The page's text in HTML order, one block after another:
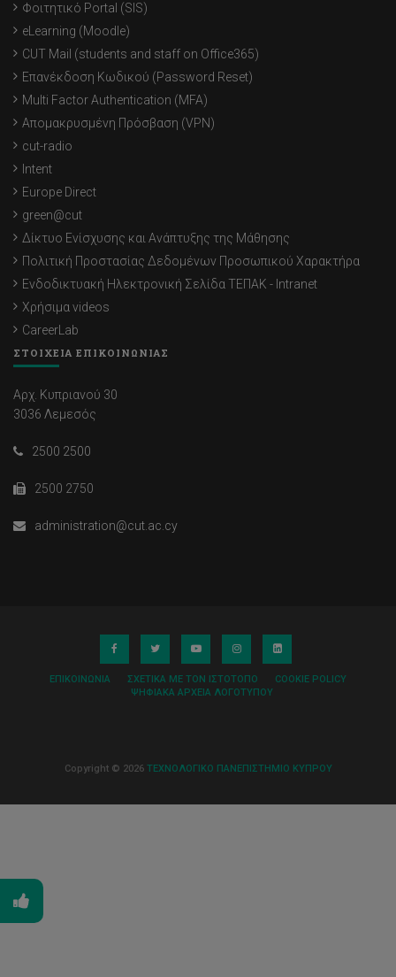
Φοιτητικό Portal (SIS)
eLearning (Moodle)
CUT Mail (students and staff on Office365)
Επανέκδοση Κωδικού (Password Reset)
Multi Factor Authentication (MFA)
Απομακρυσμένη Πρόσβαση (VPN)
cut-radio
Intent
Europe Direct
green@cut
Δίκτυο Ενίσχυσης και Ανάπτυξης της Μάθησης
Πολιτική Προστασίας Δεδομένων Προσωπικού Χαρακτήρα
Ενδοδικτυακή Ηλεκτρονική Σελίδα ΤΕΠΑΚ - Intranet
Χρήσιμα videos
CareerLab
ΣΤΟΙΧΕΙΑ ΕΠΙΚΟΙΝΩΝΙΑΣ
Αρχ. Κυπριανού 30
3036 Λεμεσός
2500 2500
2500 2750
administration@cut.ac.cy
ΕΠΙΚΟΙΝΩΝΊΑ ΣΧΕΤΙΚΆ ΜΕ ΤΟΝ ΙΣΤΌΤΟΠΟ
COOKIE POLICY
ΨΗΦΙΑΚΆ ΑΡΧΕΊΑ ΛΟΓΌΤΥΠΟΥ
Copyright © 2026 ΤΕΧΝΟΛΟΓΙΚΟ ΠΑΝΕΠΙΣΤΗΜΙΟ ΚΥΠΡΟΥ